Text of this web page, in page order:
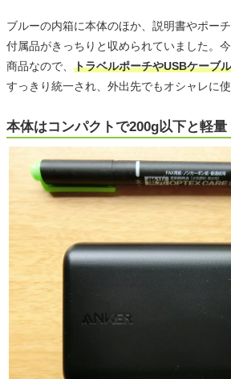
ブルーの内箱に本体のほか、説明書やポー
付属品がきっちりと収められていました。
商品なので、 トラベルポーチやUSBケーブル
すっきり統一され、外出先でもオシャレに使
本体はコンパクトで200g以下と軽量